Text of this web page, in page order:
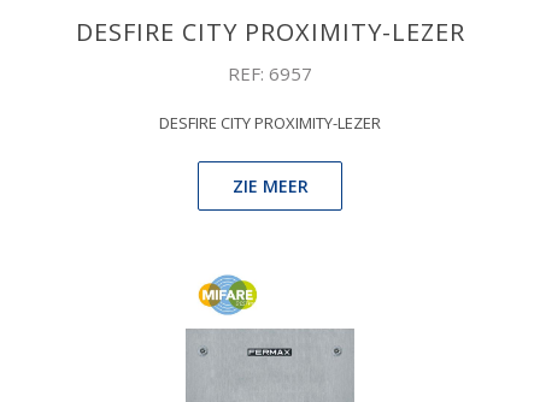
DESFIRE CITY PROXIMITY-LEZER
REF: 6957
DESFIRE CITY PROXIMITY-LEZER
ZIE MEER